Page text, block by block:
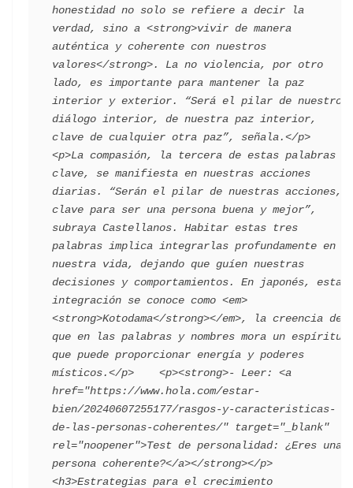
honestidad no solo se refiere a decir la
verdad, sino a <strong>vivir de manera
auténtica y coherente con nuestros
valores</strong>. La no violencia, por otro
lado, es importante para mantener la paz
interior y exterior. “Será el pilar de nuestro
diálogo interior, de nuestra paz interior,
clave de cualquier otra paz”, señala.</p>
<p>La compasión, la tercera de estas palabras
clave, se manifiesta en nuestras acciones
diarias. “Serán el pilar de nuestras acciones,
clave para ser una persona buena y mejor”,
subraya Castellanos. Habitar estas tres
palabras implica integrarlas profundamente en
nuestra vida, dejando que guíen nuestras
decisiones y comportamientos. En japonés, esta
integración se conoce como <em>
<strong>Kotodama</strong></em>, la creencia de
que en las palabras y nombres mora un espíritu
que puede proporcionar energía y poderes
místicos.</p>    <p><strong>- Leer: <a
href="https://www.hola.com/estar-
bien/20240607255177/rasgos-y-caracteristicas-
de-las-personas-coherentes/" target="_blank"
rel="noopener">Test de personalidad: ¿Eres una
persona coherente?</a></strong></p>
<h3>Estrategias para el crecimiento